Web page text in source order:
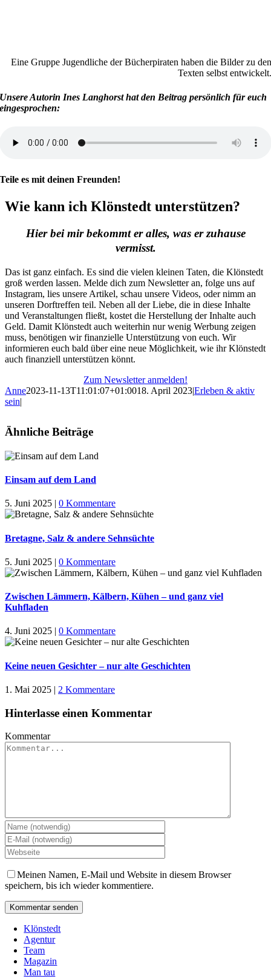
Eine Gruppe Jugendliche der Bücherpiraten haben die Bilder zu den
Texten selbst entwickelt.
Unsere Autorin Ines Langhorst hat den Beitrag persönlich für euch
eingesprochen:
Teile es mit deinen Freunden!
Wie kann ich Klönstedt unterstützen?
Hier bei mir bekommt er alles, was er zuhause
vermisst.
Das ist ganz einfach. Es sind die vielen kleinen Taten, die Klönstedt
groß werden lassen. Melde dich zum Newsletter an, folge uns auf
Instagram, lies unsere Artikel, schau unsere Videos, oder nimm an
unseren Dorftreffen teil. Neben all der Liebe, die in diese Inhalte
und Veranstaltungen fließt, kostet die Herstellung der Inhalte auch
Geld. Damit Klönstedt auch weiterhin nur wenig Werbung zeigen
muss, benötigen wir finanzielle Unterstützung von euch. Wir
informieren euch bald über eine neue Möglichkeit, wie ihr Klönstedt
auch finanziell unterstützen könnt.
Zum Newsletter anmelden!
Anne2023-11-13T11:01:07+01:0018. April 2023|Erleben & aktiv
sein|
Ähnliche Beiträge
Einsam auf dem Land
5. Juni 2025 | 0 Kommentare
Bretagne, Salz & andere Sehnsüchte
5. Juni 2025 | 0 Kommentare
Zwischen Lämmern, Kälbern, Kühen – und ganz viel
Kuhfladen
4. Juni 2025 | 0 Kommentare
Keine neuen Gesichter – nur alte Geschichten
1. Mai 2025 | 2 Kommentare
Hinterlasse einen Kommentar
Kommentar
Meinen Namen, E-Mail und Website in diesem Browser
speichern, bis ich wieder kommentiere.
Klönstedt
Agentur
Team
Magazin
Man tau